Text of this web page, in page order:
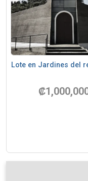
Lote en Jardines del